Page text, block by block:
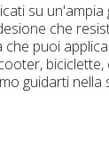
su un'ampia
che
puoi
guidarti nella